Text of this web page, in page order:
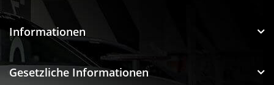
Informationen
Gesetzliche Informationen